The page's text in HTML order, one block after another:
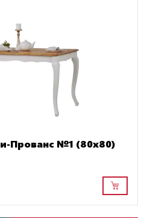
Прованс №1 (80х80)